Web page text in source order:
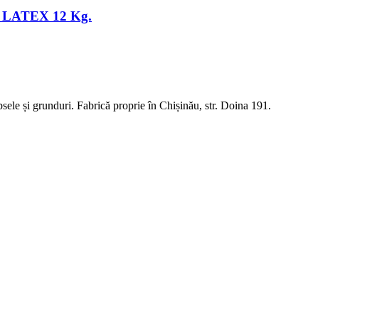
12 Kg.
și grunduri. Fabrică proprie în Chișinău, str. Doina 191.